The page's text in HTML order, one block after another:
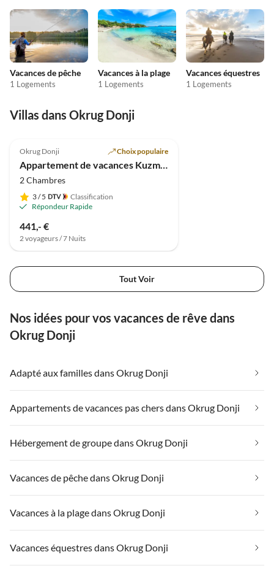
Vacances de pêche
1 Logements
Vacances à la plage
1 Logements
Vacances équestres
1 Logements
Villas dans Okrug Donji
Okrug Donji Choix populaire
2 Chambres
3/ 5
Classification
Répondeur Rapide
441,- €
2 voyageurs / 7 Nuits
Tout Voir
Nos idées pour vos vacances de rêve dans
Okrug Donji
Adapté aux familles dans Okrug Donji
Appartements de vacances pas chers dans Okrug Donji
Hébergement de groupe dans Okrug Donji
Vacances de pêche dans Okrug Donji
Vacances à la plage dans Okrug Donji
Vacances équestres dans Okrug Donji